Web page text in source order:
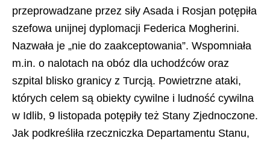
przeprowadzane przez siły Asada i Rosjan potępiła
szefowa unijnej dyplomacji Federica Mogherini.
Nazwała je „nie do zaakceptowania”. Wspomniała
m.in. o nalotach na obóz dla uchodźców oraz
szpital blisko granicy z Turcją. Powietrzne ataki,
których celem są obiekty cywilne i ludność cywilna
w Idlib, 9 listopada potępiły też Stany Zjednoczone.
Jak podkreśliła rzeczniczka Departamentu Stanu,